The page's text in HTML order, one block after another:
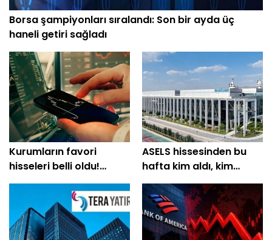
Borsa şampiyonları sıralandı: Son bir ayda üç
haneli getiri sağladı
Kurumların favori
hisseleri belli oldu!
Yüzde 200'e yakın getiri
ASELS hissesinden bu
hafta kim aldı, kim
sattı?